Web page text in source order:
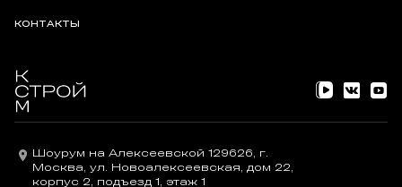
КОНТАКТЫ
Шоурум на Алексеевской 129626, г.
Москва, ул. Новоалексеевская, дом 22,
корпус 2, подъезд 1, этаж 1